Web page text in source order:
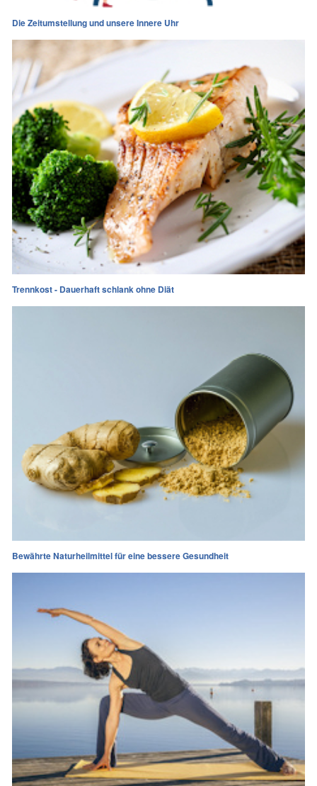
Die Zeitumstellung und unsere Innere Uhr
Trennkost - Dauerhaft schlank ohne Diät
Bewährte Naturheilmittel für eine bessere Gesundheit